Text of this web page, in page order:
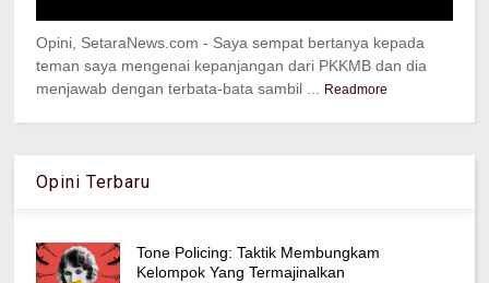
Opini, SetaraNews.com - Saya sempat bertanya kepada
teman saya mengenai kepanjangan dari PKKMB dan dia
menjawab dengan terbata-bata sambil ...
Readmore
Opini Terbaru
Tone Policing: Taktik Membungkam
Kelompok Yang Termajinalkan